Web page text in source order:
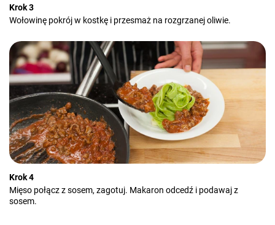
Krok 3
Wołowinę pokrój w kostkę i przesmaż na rozgrzanej oliwie.
Krok 4
Mięso połącz z sosem, zagotuj. Makaron odcedź i podawaj z
sosem.